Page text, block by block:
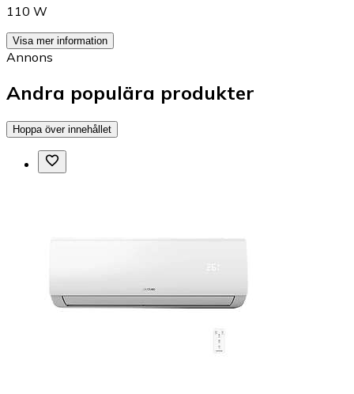
110 W
Visa mer information
Annons
Andra populära produkter
Hoppa över innehållet